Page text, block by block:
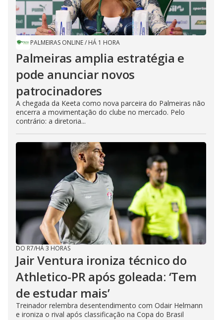
PALMEIRAS ONLINE/ HÁ 1 HORA
Palmeiras amplia estratégia e
pode anunciar novos
patrocinadores
A chegada da Keeta como nova parceira do Palmeiras não
encerra a movimentação do clube no mercado. Pelo
contrário: a diretoria...
DO R7/HÁ 3 HORAS
Jair Ventura ironiza técnico do
Athletico-PR após goleada: ‘Tem
de estudar mais’
Treinador relembra desentendimento com Odair Helmann
e ironiza o rival após classificação na Copa do Brasil